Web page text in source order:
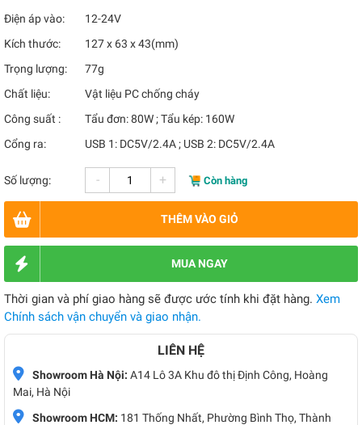
Điện áp vào:
12-24V
Kích thước:
127 x 63 x 43(mm)
Trọng lượng:
77g
Chất liệu:
Vật liệu PC chống cháy
Công suất :
Tẩu đơn: 80W ; Tẩu kép: 160W
Cổng ra:
USB 1: DC5V/2.4A ; USB 2: DC5V/2.4A
Số lượng: - + Còn hàng
THÊM VÀO GIỎ
MUA NGAY
Thời gian và phí giao hàng sẽ được ước tính khi đặt hàng. Xem
Chính sách vận chuyển và giao nhận.
LIÊN HỆ
Showroom Hà Nội: A14 Lô 3A Khu đô thị Định Công, Hoàng
Mai, Hà Nội
Showroom HCM: 181 Thống Nhất, Phường Bình Thọ, Thành